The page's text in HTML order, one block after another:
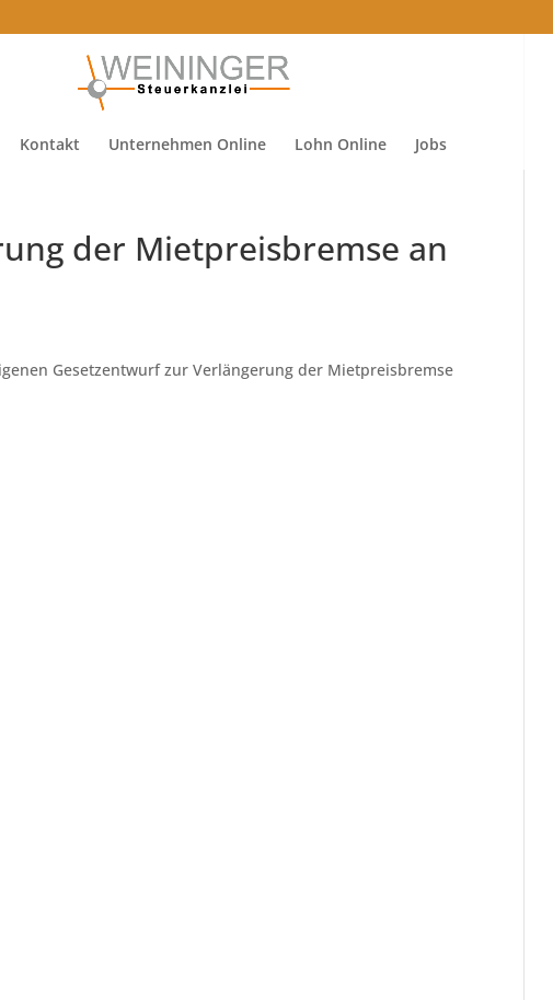
Kontakt Unternehmen Online Lohn Online Jobs
der Mietpreisbremse an
Gesetzentwurf zur Verlängerung der Mietpreisbremse